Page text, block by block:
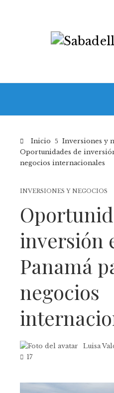
Inicio
Inversiones y
Oportunidades de
negocios internacionales
INVERSIONES Y NEGOCIOS
inversión
Panamá
negocios
Luisa
17